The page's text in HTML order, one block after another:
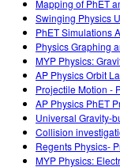
Mapping of PhET
Swinging Physics
PhET Simulations
Physics Graphing
MYP Physics:
AP Physics Orbit
Projectile Motion -
AP Physics PhET
Universal Gravity-
Collision
Regents Physics-
MYP Physics: